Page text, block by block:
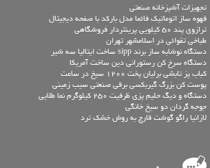
تجهیزات آشپزخانه صنعتی
قهوه ساز اتوماتیک فائما مدل بارکد با صفحه دیجیتال
ترازوی پند 50 کیلویی پرینتردار فروشگاهی
طباخی تقوائی در اسلامشهر تهران
دستگاه نوشابه ساز برند sipp ساخت ایتالیا سه شیر
دستگاه سرخ کن رستورانی دین ساخت آمریکا
کباب پز تابشی برلیان پخت 1200 سیخ در ساعت
پوست کن بزرگ گیربکسی برقی صنعتی سیب زمینی
دستگاه و دیگ حلیم پزی ظرفیت 250 کیلوگرم نما طلایی
جوجه گردان دو سیخ خانگی
لازانیا راگو گوشت قارچ به روش خشک ترد